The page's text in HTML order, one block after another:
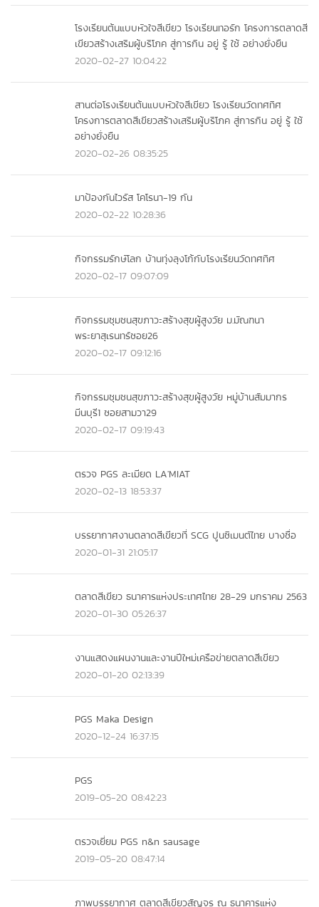
โรงเรียนต้นแบบหัวใจสีเขียว โรงเรียนทอรัก โครงการตลาดสี
เขียวสร้างเสริมผู้บริโภค สู่การกิน อยู่ รู้ ใช้ อย่างยั่งยืน
2020-02-27 10:04:22
สานต่อโรงเรียนต้นแบบหัวใจสีเขียว โรงเรียนวัดทศทิศ
โครงการตลาดสีเขียวสร้างเสริมผู้บริโภค สู่การกิน อยู่ รู้ ใช้
อย่างยั่งยืน
2020-02-26 08:35:25
มาป้องกันไวรัส โคโรนา-19 กัน
2020-02-22 10:28:36
กิจกรรมรักษ์โลก บ้านทุ่งลุงโก้กับโรงเรียนวัดทศทิศ
2020-02-17 09:07:09
กิจกรรมชุมชนสุขภาวะสร้างสุขผู้สูงวัย ม.มัณฑนา
พระยาสุเรนทร์ซอย26
2020-02-17 09:12:16
กิจกรรมชุมชนสุขภาวะสร้างสุขผู้สูงวัย หมู่บ้านสัมมากร
มีนบุรี1 ซอยสามวา29
2020-02-17 09:19:43
ตรวจ PGS ละเมียด LA'MIAT
2020-02-13 18:53:37
บรรยากาศงานตลาดสีเขียวที่ SCG ปูนซิเมนต์ไทย บางซื่อ
2020-01-31 21:05:17
ตลาดสีเขียว ธนาคารแห่งประเทศไทย 28-29 มกราคม 2563
2020-01-30 05:26:37
งานแสดงแผนงานและงานปีใหม่เครือข่ายตลาดสีเขียว
2020-01-20 02:13:39
PGS Maka Design
2020-12-24 16:37:15
PGS
2019-05-20 08:42:23
ตรวจเยี่ยม PGS n&n sausage
2019-05-20 08:47:14
ภาพบรรยากาศ ตลาดสีเขียวสัญจร ณ ธนาคารแห่ง